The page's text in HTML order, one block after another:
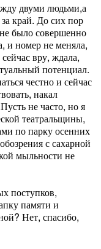
двуми людьми,а
за край. До сих пор
было совершенно
и номер не меняла,
вру, ждала,
потенциал.
честно и сейчас
накал
не часто, но я
театральщины,
по парку осенних
с сахарной
мыльности не
поступков,
памяти и
Нет, спасибо,